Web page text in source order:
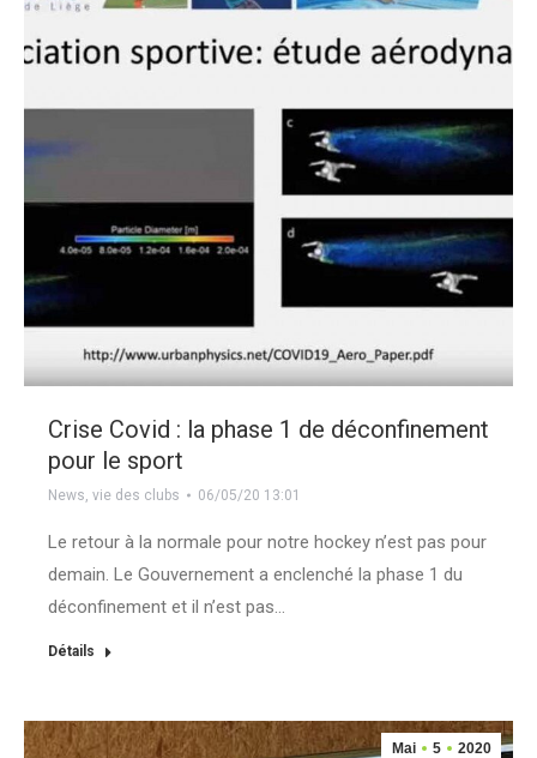
Crise Covid : la phase 1 de déconfinement
pour le sport
News, vie des clubs 06/05/20 13:01
Le retour à la normale pour notre hockey n’est pas pour
demain. Le Gouvernement a enclenché la phase 1 du
déconfinement et il n’est pas…
Détails
Mai 5 2020